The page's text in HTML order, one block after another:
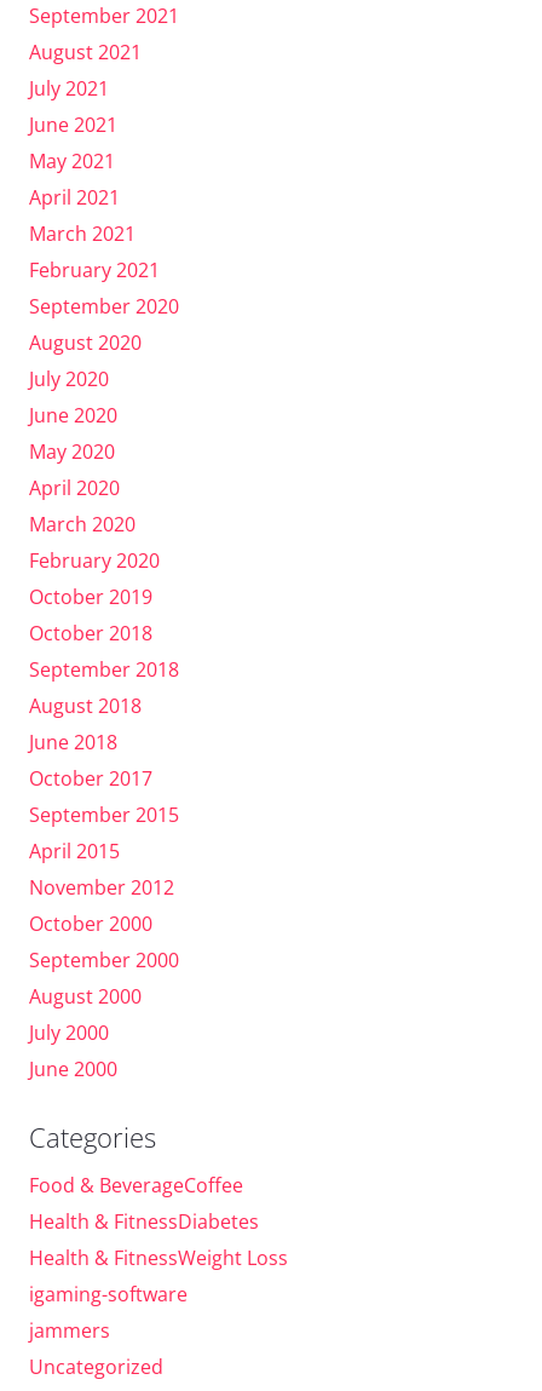
September 2021
August 2021
July 2021
June 2021
May 2021
April 2021
March 2021
February 2021
September 2020
August 2020
July 2020
June 2020
May 2020
April 2020
March 2020
February 2020
October 2019
October 2018
September 2018
August 2018
June 2018
October 2017
September 2015
April 2015
November 2012
October 2000
September 2000
August 2000
July 2000
June 2000
Categories
Food & BeverageCoffee
Health & FitnessDiabetes
Health & FitnessWeight Loss
igaming-software
jammers
Uncategorized